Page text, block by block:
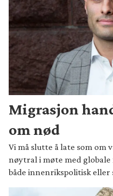
Migrasjon
om nød
Vi må slutte å late som om
nøytral i møte med
både innenrikspolitisk eller